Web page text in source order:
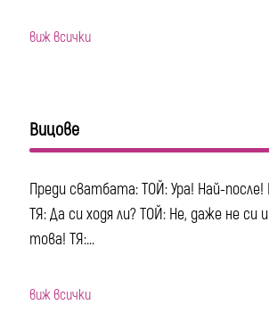
виж всички
Вицове
Преди сватбата: ТОЙ: Ура! Най-после!
ТЯ: Да си ходя ли? ТОЙ: Не, даже не си
това! ТЯ:...
виж всички